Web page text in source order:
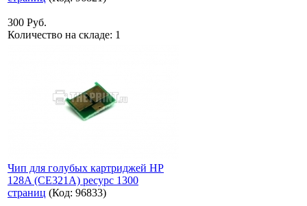
300 Руб.
Количество на складе: 1
Чип для голубых картриджей HP
128A (CE321A) ресурс 1300
страниц (Код: 96833)